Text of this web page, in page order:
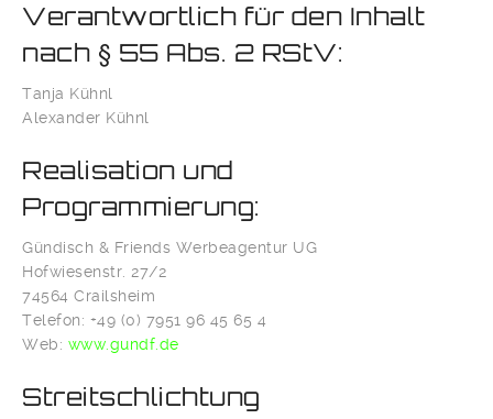
Verantwortlich für den Inhalt
nach § 55 Abs. 2 RStV:
Tanja Kühnl
Alexander Kühnl
Realisation und
Programmierung:
Gündisch & Friends Werbeagentur UG
Hofwiesenstr. 27/2
74564 Crailsheim
Telefon: +49 (0) 7951 96 45 65 4
Web: www.gundf.de
Streitschlichtung